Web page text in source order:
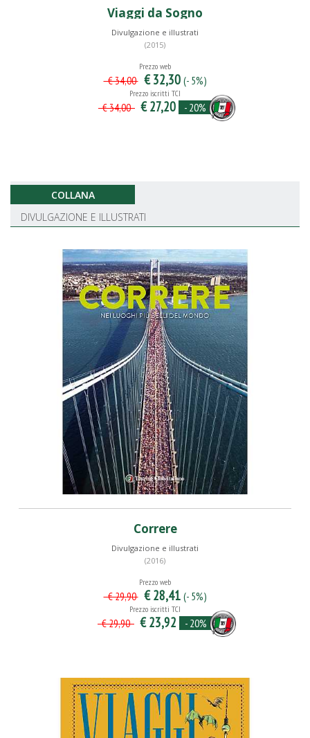
Viaggi da Sogno
Divulgazione e illustrati
(2015)
Prezzo web
€ 34,00 € 32,30 (- 5%)
Prezzo iscritti TCI
€ 34,00 € 27,20 - 20%
COLLANA
DIVULGAZIONE E ILLUSTRATI
Correre
Divulgazione e illustrati
(2016)
Prezzo web
€ 29,90 € 28,41 (- 5%)
Prezzo iscritti TCI
€ 29,90 € 23,92 - 20%